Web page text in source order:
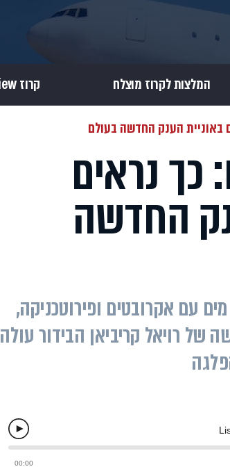
המלצות לקרוז מוצלח קרוז Review
באוניית הענק החדשה בעולם
כך נראים
החדשה
עם אקרובטים ופירוטכניקה,
של רויאל קריביאן הבידור עולה